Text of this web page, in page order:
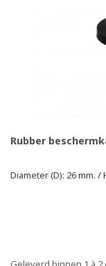
Rubber
Diameter (D): 26 mm. /